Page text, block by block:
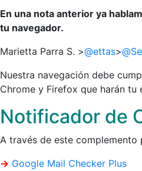
En una nota anterior ya
tu navegador.
Marietta Parra S. >@ettas>
Nuestra navegación debe
Chrome y Firefox que harán tu
Notificador de
A través de este
-> Google Mail Checker Plus